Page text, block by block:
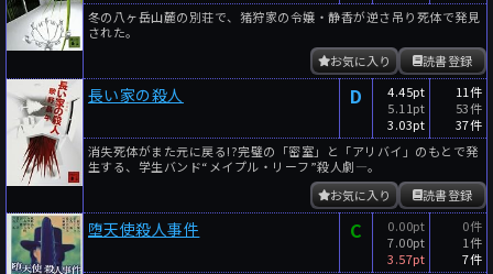
冬の八ヶ岳山麓の別荘で、猪狩家の令嬢・静香が逆さ吊り死体で発見
された。
読書登録
お気に入り
長い家の殺人 D
4.45pt
5.11pt
3.03pt
11件
53件
37件
消失死体がまた元に戻る!?完璧の「密室」と「アリバイ」のもとで発
生する、学生バンド“メイプル・リーフ”殺人劇―。
読書登録
お気に入り
堕天使殺人事件 C
0.00pt
7.00pt
3.57pt
0件
1件
7件